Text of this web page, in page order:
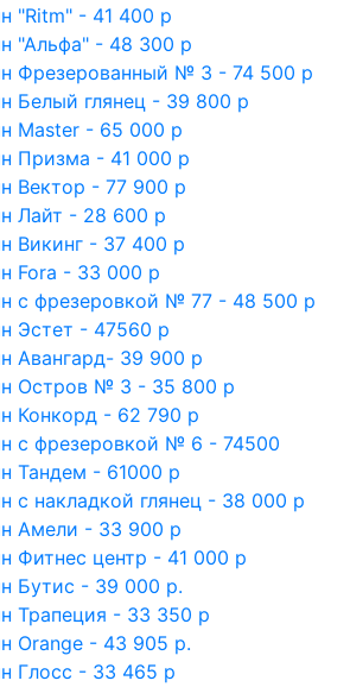
"Ritm" - 41 400 р
"Альфа" - 48 300 р
Фрезерованный № 3 - 74 500 р
Белый глянец - 39 800 р
Master - 65 000 р
Призма - 41 000 р
Вектор - 77 900 р
Лайт - 28 600 р
Викинг - 37 400 р
Fora - 33 000 р
с фрезеровкой № 77 - 48 500 р
Эстет - 47560 р
Авангард- 39 900 р
Остров № 3 - 35 800 р
Конкорд - 62 790 р
с фрезеровкой № 6 - 74500
Тандем - 61000 р
с накладкой глянец - 38 000 р
Амели - 33 900 р
Фитнес центр - 41 000 р
Бутис - 39 000 р.
Трапеция - 33 350 р
Orange - 43 905 р.
Глосс - 33 465 р